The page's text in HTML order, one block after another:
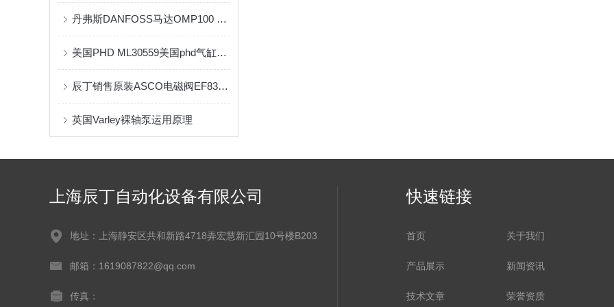
丹弗斯DANFOSS马达OMP100 151-0312质量保证原装现货供应
美国PHD ML30559美国phd气缸的介绍
辰丁销售原装ASCO电磁阀EF8344G344 24VDC
英国Varley裸轴泵运用原理
上海辰丁自动化设备有限公司
地址：上海静安区共和新路4718弄宏慧新汇园10号楼B203
邮箱：1619087822@qq.com
传真：
快速链接
首页 关于我们
产品展示 新闻资讯
技术文章 荣誉资质